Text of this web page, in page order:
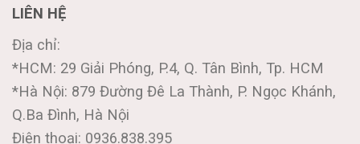
LIÊN HỆ
Địa chỉ:
*HCM: 29 Giải Phóng, P.4, Q. Tân Bình, Tp. HCM
*Hà Nội: 879 Đường Đê La Thành, P. Ngọc Khánh,
Q.Ba Đình, Hà Nội
Điện thoại: 0936.838.395